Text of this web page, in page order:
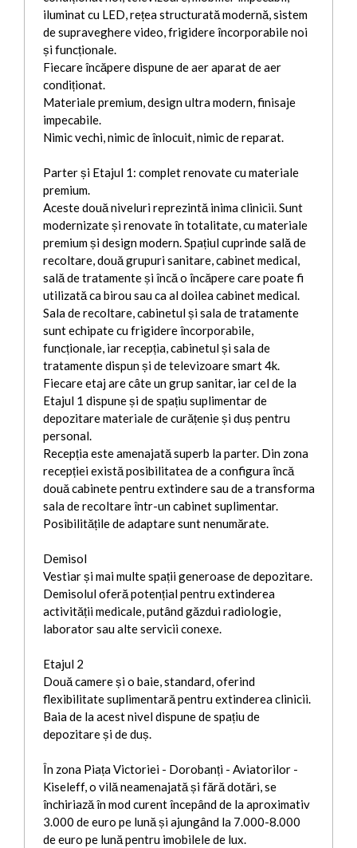
iluminat cu LED, rețea structurată modernă, sistem
de supraveghere video, frigidere încorporabile noi
și funcționale.
Fiecare încăpere dispune de aer aparat de aer
condiționat.
Materiale premium, design ultra modern, finisaje
impecabile.
Nimic vechi, nimic de înlocuit, nimic de reparat.
Parter și Etajul 1: complet renovate cu materiale
premium.
Aceste două niveluri reprezintă inima clinicii. Sunt
modernizate și renovate în totalitate, cu materiale
premium și design modern. Spațiul cuprinde sală de
recoltare, două grupuri sanitare, cabinet medical,
sală de tratamente și încă o încăpere care poate fi
utilizată ca birou sau ca al doilea cabinet medical.
Sala de recoltare, cabinetul și sala de tratamente
sunt echipate cu frigidere încorporabile,
funcționale, iar recepția, cabinetul și sala de
tratamente dispun și de televizoare smart 4k.
Fiecare etaj are câte un grup sanitar, iar cel de la
Etajul 1 dispune și de spațiu suplimentar de
depozitare materiale de curățenie și duș pentru
personal.
Recepția este amenajată superb la parter. Din zona
recepției există posibilitatea de a configura încă
două cabinete pentru extindere sau de a transforma
sala de recoltare într-un cabinet suplimentar.
Posibilitățile de adaptare sunt nenumărate.
Demisol
Vestiar și mai multe spații generoase de depozitare.
Demisolul oferă potențial pentru extinderea
activității medicale, putând găzdui radiologie,
laborator sau alte servicii conexe.
Etajul 2
Două camere și o baie, standard, oferind
flexibilitate suplimentară pentru extinderea clinicii.
Baia de la acest nivel dispune de spațiu de
depozitare și de duș.
În zona Piața Victoriei - Dorobanți - Aviatorilor -
Kiseleff, o vilă neamenajată și fără dotări, se
închiriază în mod curent începând de la aproximativ
3.000 de euro pe lună și ajungând la 7.000-8.000
de euro pe lună pentru imobilele de lux.